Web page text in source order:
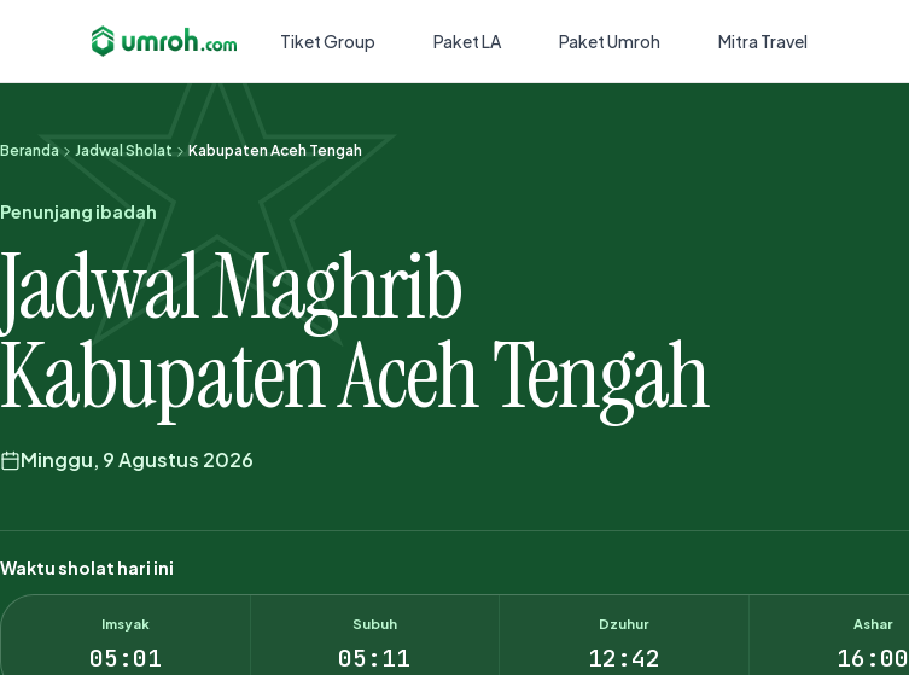
Tiket Group Paket LA Paket Umroh Mitra Travel
Beranda Jadwal Sholat Kabupaten Aceh Tengah
Penunjang ibadah
Jadwal Maghrib
Kabupaten Aceh Tengah
Minggu, 9 Agustus 2026
Waktu sholat hari ini
Imsyak
05:01
Subuh
05:11
Dzuhur
12:42
Ashar
16:00